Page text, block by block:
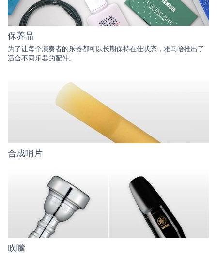
保养品
为了让每个演奏者的乐器都可以长期保持在佳状态，雅马哈推出了
适合不同乐器的配件。
合成哨片
吹嘴